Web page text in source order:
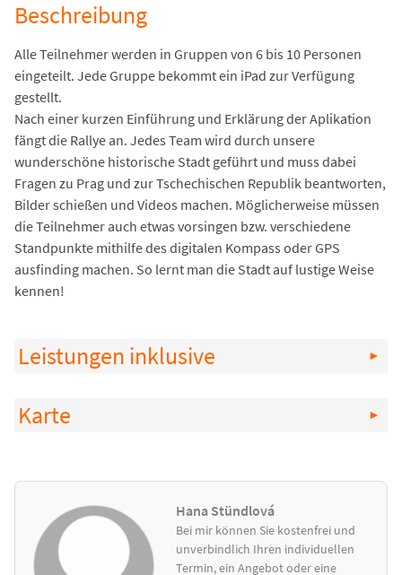
Beschreibung
Alle Teilnehmer werden in Gruppen von 6 bis 10 Personen
eingeteilt. Jede Gruppe bekommt ein iPad zur Verfügung
gestellt.
Nach einer kurzen Einführung und Erklärung der Aplikation
fängt die Rallye an. Jedes Team wird durch unsere
wunderschöne historische Stadt geführt und muss dabei
Fragen zu Prag und zur Tschechischen Republik beantworten,
Bilder schießen und Videos machen. Möglicherweise müssen
die Teilnehmer auch etwas vorsingen bzw. verschiedene
Standpunkte mithilfe des digitalen Kompass oder GPS
ausfinding machen. So lernt man die Stadt auf lustige Weise
kennen!
Leistungen inklusive
Karte
Hana Stündlová
Bei mir können Sie kostenfrei und
unverbindlich Ihren individuellen
Termin, ein Angebot oder eine